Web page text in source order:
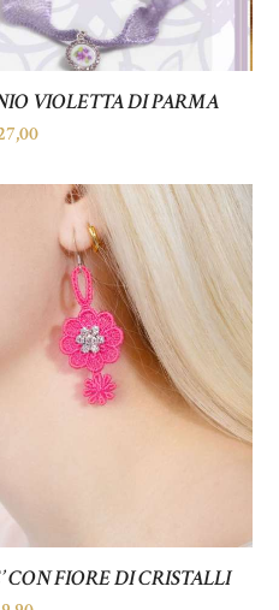
VIOLETTA DI PARMA
FIORE DI CRISTALLI